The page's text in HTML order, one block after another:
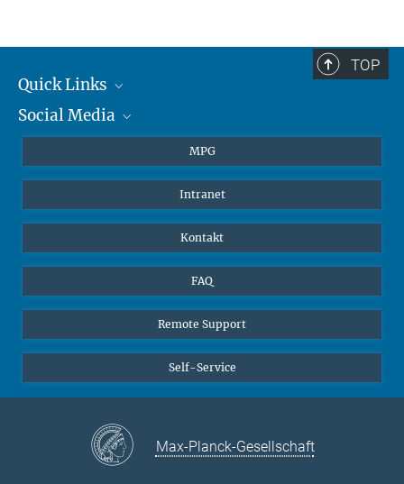
+49 6131 305-1309
Hahn-Meitner-Weg 1, 55128 Mainz
TOP
Quick Links
Journalisten
Alumni
Social Media
Facebook
Instagram
YouTube
MPG
Intranet
Kontakt
FAQ
Remote Support
Self-Service
Max-Planck-Gesellschaft